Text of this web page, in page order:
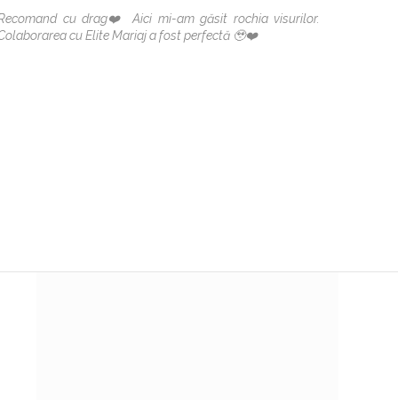
cu drag❤️ Aici mi-am găsit rochia visurilor.
cu Elite Mariaj a fost perfectă 🥹❤️